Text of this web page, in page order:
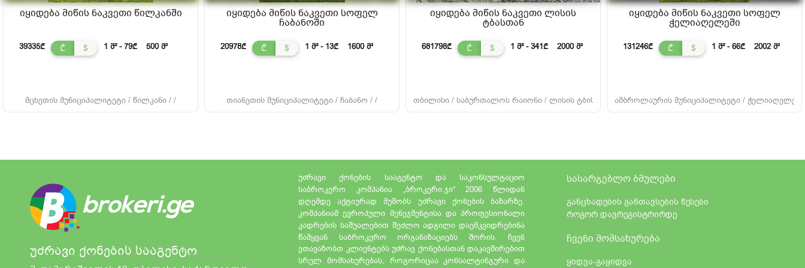
იყიდება მიწის ნაკვეთი წილკანში
39335₾ ₾ $ 1 მ² - 79₾ 500 მ²
მცხეთის მუნიციპალიტეტი / წილკანი / /
იყიდება მიწის ნაკვეთი სოფელ
ჩაბანოში
20978₾ ₾ $ 1 მ² - 13₾ 1600 მ²
თიანეთის მუნიციპალიტეტი / ჩაბანო / /
იყიდება მიწის ნაკვეთი ლისის
ტბასთან
681798₾ ₾ $ 1 მ² - 341₾ 2000 მ²
თბილისი / საბურთალოს რაიონი / ლისის ტბის მიმდებარედ (საბურთალო) /
იყიდება მიწის ნაკვეთი სოფელ
ჭელიაღელეში
131246₾ ₾ $ 1 მ² - 66₾ 2002 მ²
ამბროლაურის მუნიციპალიტეტი / ჭელიაღელე / /
უძრავი ქონების სააგენტო
უძრავი ქონების სააგენტო და საკონსულტაციო
საბროკერო კომპანია „ბროკერი.ჯი“ 2006 წლიდან
დღემდე აქტიურად მუშობს უძრავი ქონების ბაზარზე.
კომპანიამ ევროპული მენეჯმენტისა და პროფესიონალი
კადრების საშუალებით შეძლო ადგილი დაემკვიდრებინა
წამყვან საბროკერო ორგანიზაციებს შორის. ჩვენ
ვთავაზობთ კლიენტებს უძრავ ქონებასთან დაკავშირებით
სრულ მომსახურებას, როგორიცაა კონსალტინგური და
სასარგებლო ბმულები
განცხადების განთავსების წესები
როგორ დავრეგისტრირდე
ჩვენი მომსახურება
ყიდვა-გაყიდვა